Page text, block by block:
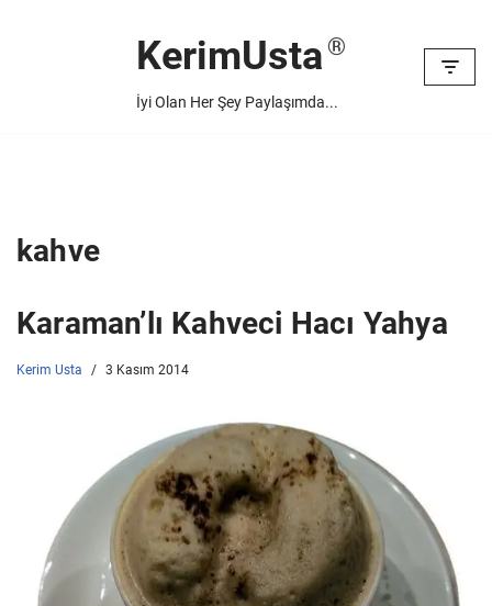
KerimUsta
İyi Olan Her Şey Paylaşımda...
kahve
Karaman’lı Kahveci Hacı Yahya
Kerim Usta 3 Kasım 2014